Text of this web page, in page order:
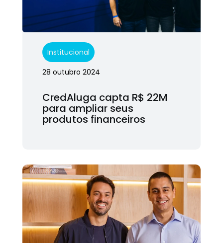
Institucional
28 outubro 2024
CredAluga capta R$ 22M
para ampliar seus
produtos financeiros